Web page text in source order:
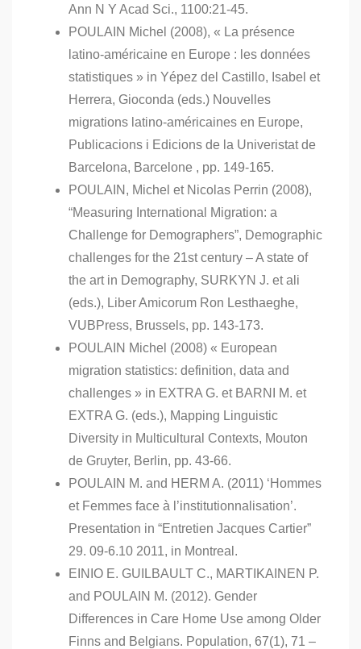
Ann N Y Acad Sci., 1100:21-45.
POULAIN Michel (2008), « La présence
latino-américaine en Europe : les données
statistiques » in Yépez del Castillo, Isabel et
Herrera, Gioconda (eds.) Nouvelles
migrations latino-américaines en Europe,
Publicacions i Edicions de la Univeristat de
Barcelona, Barcelone , pp. 149-165.
POULAIN, Michel et Nicolas Perrin (2008),
“Measuring International Migration: a
Challenge for Demographers”, Demographic
challenges for the 21st century – A state of
the art in Demography, SURKYN J. et ali
(eds.), Liber Amicorum Ron Lesthaeghe,
VUBPress, Brussels, pp. 143-173.
POULAIN Michel (2008) « European
migration statistics: definition, data and
challenges » in EXTRA G. et BARNI M. et
EXTRA G. (eds.), Mapping Linguistic
Diversity in Multicultural Contexts, Mouton
de Gruyter, Berlin, pp. 43-66.
POULAIN M. and HERM A. (2011) ‘Hommes
et Femmes face à l’institutionnalisation’.
Presentation in “Entretien Jacques Cartier”
29. 09-6.10 2011, in Montreal.
EINIO E. GUILBAULT C., MARTIKAINEN P.
and POULAIN M. (2012). Gender
Differences in Care Home Use among Older
Finns and Belgians. Population, 67(1), 71 –